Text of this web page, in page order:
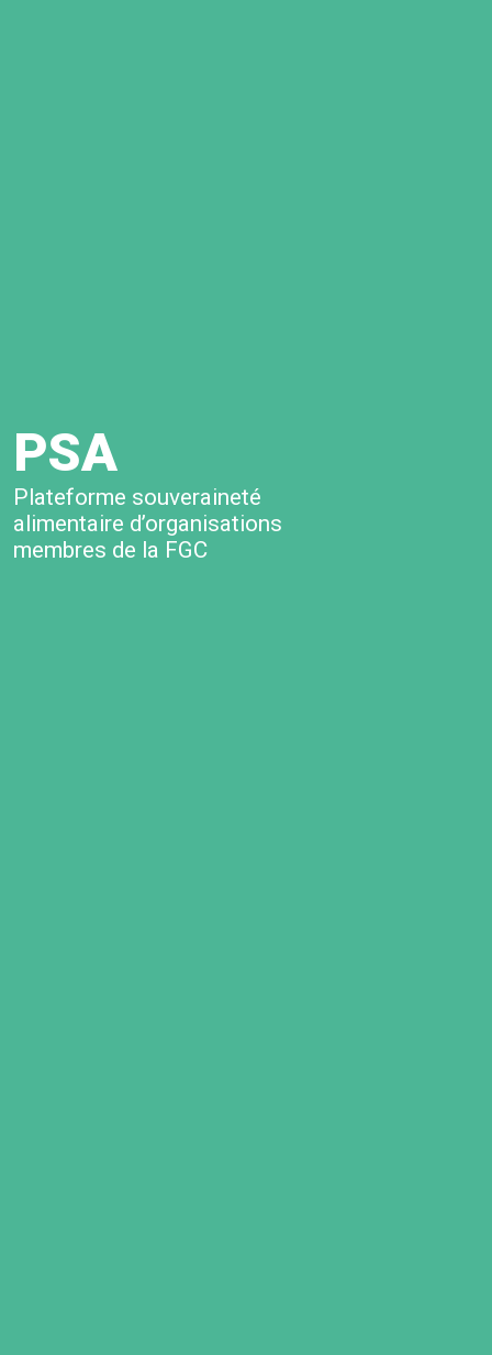
PSA
Plateforme souveraineté
alimentaire d’organisations
membres de la FGC